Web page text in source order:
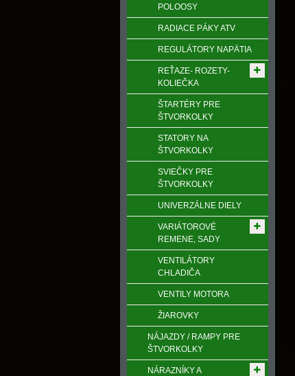
POLOOSY
RADIACE PÁKY ATV
REGULÁTORY NAPӒTIA
REŤAZE- ROZETY-
KOLIEČKA
ŠTARTÉRY PRE
ŠTVORKOLKY
STATORY NA
ŠTVORKOLKY
SVIEČKY PRE
ŠTVORKOLKY
UNIVERZÁLNE DIELY
VARIÁTOROVÉ
REMENE, SADY
VENTILÁTORY
CHLADIČA
VENTILY MOTORA
ŽIAROVKY
NÁJAZDY / RAMPY PRE
ŠTVORKOLKY
NÁRAZNÍKY A